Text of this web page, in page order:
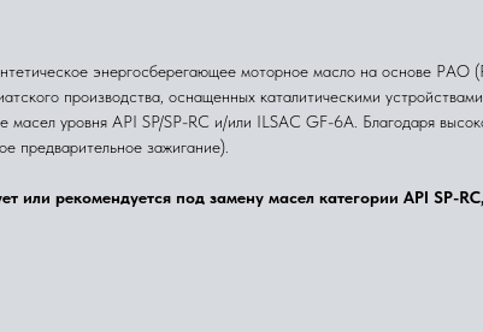
энергосберегающее моторное масло на основе PАО
производства, оснащенных каталитическими
масел уровня API SP/SP-RC и/или ILSAC GF-6A. Благодаря
предварительное зажигание).
или рекомендуется под замену масел категории API SP-